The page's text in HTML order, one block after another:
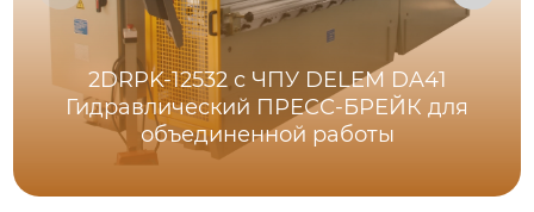
2DRPK-12532 с ЧПУ DELEM DA41
Гидравлический ПРЕСС-БРЕЙК для
объединенной работы